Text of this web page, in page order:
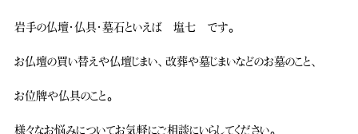
岩手の仏壇・仏具・墓石といえば 塩七 です。
お仏壇の買い替えや仏壇じまい、改葬や墓じまいなどのお墓のこと、
お位牌や仏具のこと。
様々なお悩みについてお気軽にご相談にいらしてください。